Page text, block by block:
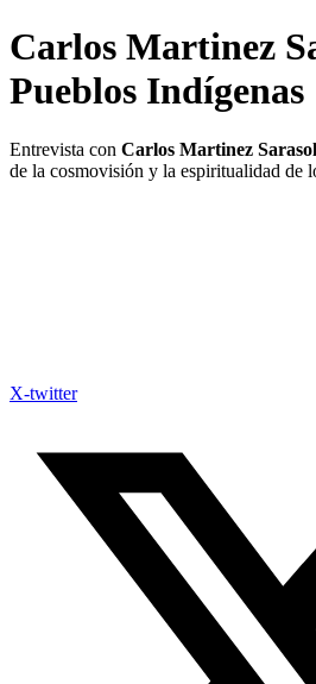
Carlos Martinez
Pueblos Indígenas
Entrevista con Carlos Martinez
de la cosmovisión y la espiritualidad de
X-twitter